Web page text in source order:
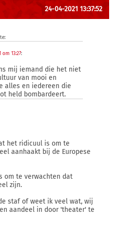
24-04-2021 13:37:52
om 13:27:
mij iemand die het niet
van mooi en
alles en iedereen die
held bombardeert.
het ridicuul is om te
aanhaakt bij de Europese
om te verwachten dat
zijn.
staf of weet ik veel wat, wij
aandeel in door 'theater' te